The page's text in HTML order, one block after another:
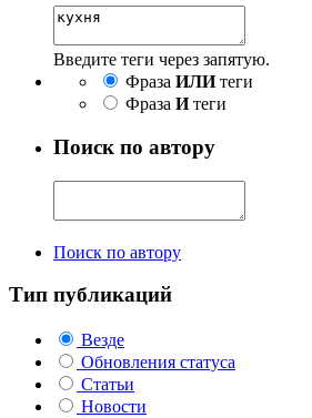
Введите теги через запятую.
Фраза ИЛИтеги
Фраза Итеги
Поиск по автору
Поиск по автору
Тип публикаций
Везде
Обновления статуса
Статьи
Новости